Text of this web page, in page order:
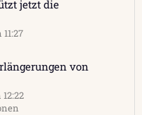
jetzt die
von